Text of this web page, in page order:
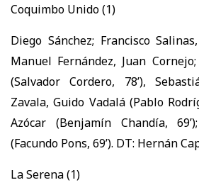
Coquimbo Unido (1)
Diego Sánchez; Francisco
Manuel Fernández, Juan
(Salvador Cordero, 78’),
Zavala, Guido Vadalá (Pablo
Azócar (Benjamín Chandía,
(Facundo Pons, 69’). DT: Hernán
La Serena (1)